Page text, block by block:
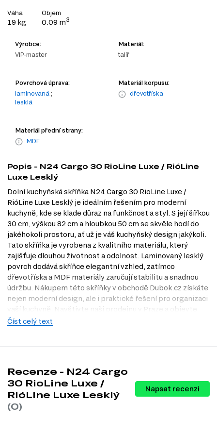
Váha
19 kg
Objem
0.09 m3
Výrobce:
VIP-master
Materiál:
talíř
Povrchová úprava:
laminovaná ;
lesklá
Materiál korpusu:
dřevotříska
Materiál přední strany:
MDF
Popis - N24 Cargo 30 RioLine Luxe / RióLine
Luxe Lesklý
Dolní kuchyňská skříňka N24 Cargo 30 RioLine Luxe /
RióLine Luxe Lesklý je ideálním řešením pro moderní
kuchyně, kde se klade důraz na funkčnost a styl. S její šířkou
30 cm, výškou 82 cm a hloubkou 50 cm se skvěle hodí do
jakéhokoli prostoru, ať už je váš kuchyňský design jakýkoli.
Tato skříňka je vyrobena z kvalitního materiálu, který
zajišťuje dlouhou životnost a odolnost. Laminovaný lesklý
povrch dodává skříňce elegantní vzhled, zatímco
dřevotříska a MDF materiály zaručují stabilitu a snadnou
údržbu. Nákupem této skříňky v obchodě Dubok.cz získáte
nejen moderní design, ale i praktické řešení pro organizaci
vaší kuchyně. Navštivte naši prodejnu v Praze a objevte
všechny možnosti, které vám nabízíme.
potřebám a vkusu. Můžete si vybrat z následujících barev:
bílá, wenge, šedá, slonovina, antracit, kašmír, černá,
dub Appalačský, beton, borovice natty, beton tmavý, Nymfaea alba.
Barva fasády.
Číst celý text
Recenze - N24 Cargo
30 RioLine Luxe /
RióLine Luxe Lesklý
(0)
Napsat recenzi